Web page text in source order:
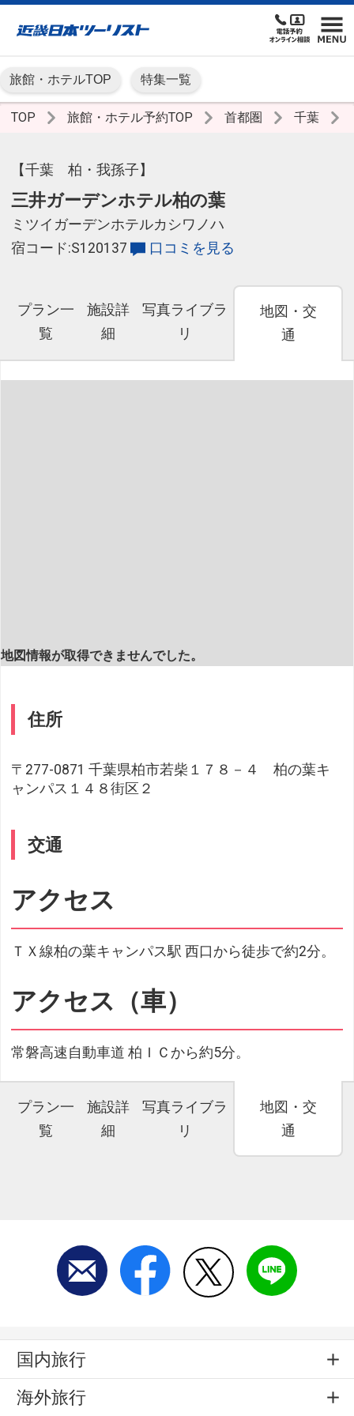
旅館・ホテルTOP 特集一覧
TOP 旅館・ホテル予約TOP 首都圏 千葉
【千葉 柏・我孫子】
三井ガーデンホテル柏の葉
ミツイガーデンホテルカシワノハ
宿コード:S120137
口コミを見る
プラン一
覧
施設詳
細
写真ライブラ
リ
地図・交
通
地図情報が取得できませんでした。
住所
〒277-0871 千葉県柏市若柴１７８－４ 柏の葉キ
ャンパス１４８街区２
交通
アクセス
ＴＸ線柏の葉キャンパス駅 西口から徒歩で約2分。
アクセス（車）
常磐高速自動車道 柏ＩＣから約5分。
プラン一
覧
施設詳
細
写真ライブラ
リ
地図・交
通
国内旅行
海外旅行